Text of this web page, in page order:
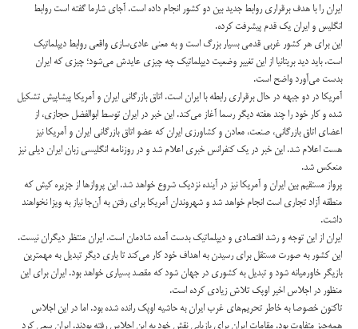
ایران را با هدف برقراری روابط جدید بین دو کشور انجام داده است. آجای شارما گفته است روابط
انگلیس و ایران یک قدم پیشرفت کرده.
این برای هر کشور غربی قدمی بسیار بزرگ است و به معنی عادی‌سازی واقعی روابط دیپلماتیک
است. باید دید بریتانیا از این تغییر وضعیت دیپلماتیک چه چیزی عایدش می‌شود؛ چیزی که ایران
بدست می‌آورد واضح است.
آمریکا در دو جبهه در حال برقراری رابطه با ایران است. اتاق بازرگانی ایران و آمریکا پیشاپیش تشکیل
شده و کار خود را چند هفته دیگر رسما آغاز می‌کند. این خبر در ایران توسط ابوالفضل حجازی، از
اعضای اتاق بازرگانی، صنعت، معادن و کشاورزی ایران که عضو اتاق بازرگانی ایران و آمریکا نیز
هست اعلام شد. این خبر در یک کنفرانس خبری اعلام شد و در روزنامه انگلیسی زبان ایران دیلی نیز
منعکس شد.
پرواز مستقیم بین ایران و آمریکا نیز در آینده نزدیک شروع خواهد شد. این پروازها از جزیره کیش که
منطقه آزاد تجاری است انجام خواهد شد و شهروندان آمریکا برای رفتن به آن‌جا نیاز به ویزا نخواهند
داشت.
ایران از این توجه و رشد اقتصادی و دیپلماتیک بدست آمده شادمان است. ایران منتظر دیگران نیست.
این کشور به صورت مستقل برای رسیدن به اهداف خود کار می‌کند تا باری دیگر تبدیل به مهمترین
بازیگر خاورمیانه شود و تبدیل به کشوری در جهان شود که مقصد بسیاری خواهد بود. ایران برای این
منظور در اجلاس اخیر اوپک تلاش‌ زیادی کرده است.
تاکنون خصوصا به خاطر تحریم‌های غرب ایران به حاشیه اوپک رانده شده بود. اما در این اجلاس
همه‌چیز متفاوت بود. مقامات ایران برای بازیابی نقش خود به این اجلاس رفته بودند. ایران سعی کرد